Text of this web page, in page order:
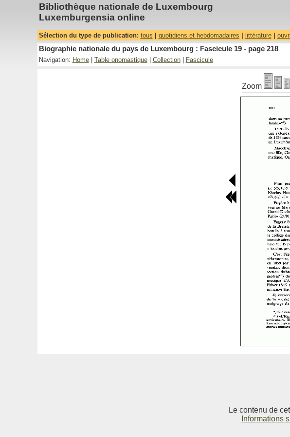
Bibliothèque nationale de Luxembourg
Luxemburgensia online
Sélection du type de publication: tous quotidiens et hebdomadaires littérature|
Biographie nationale du pays de Luxembourg : Fascicule 19 - page 218
Navigation: Home| Table onomastique| Collection| Fascicule
Zoom
Le contenu de
Informations